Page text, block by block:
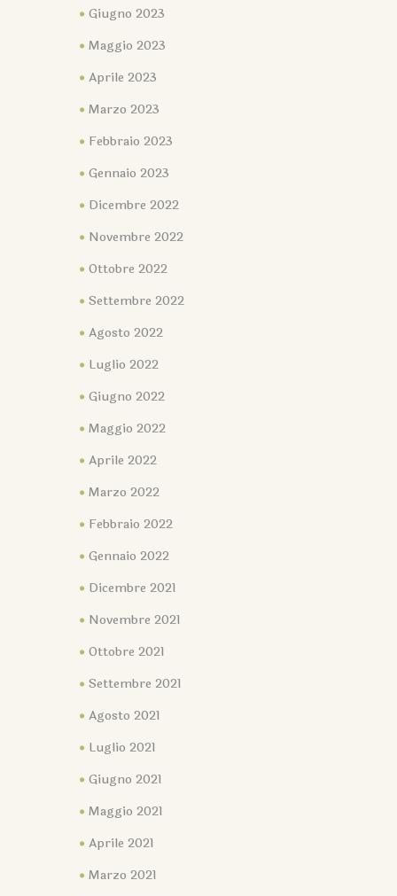
Giugno 2023
Maggio 2023
Aprile 2023
Marzo 2023
Febbraio 2023
Gennaio 2023
Dicembre 2022
Novembre 2022
Ottobre 2022
Settembre 2022
Agosto 2022
Luglio 2022
Giugno 2022
Maggio 2022
Aprile 2022
Marzo 2022
Febbraio 2022
Gennaio 2022
Dicembre 2021
Novembre 2021
Ottobre 2021
Settembre 2021
Agosto 2021
Luglio 2021
Giugno 2021
Maggio 2021
Aprile 2021
Marzo 2021